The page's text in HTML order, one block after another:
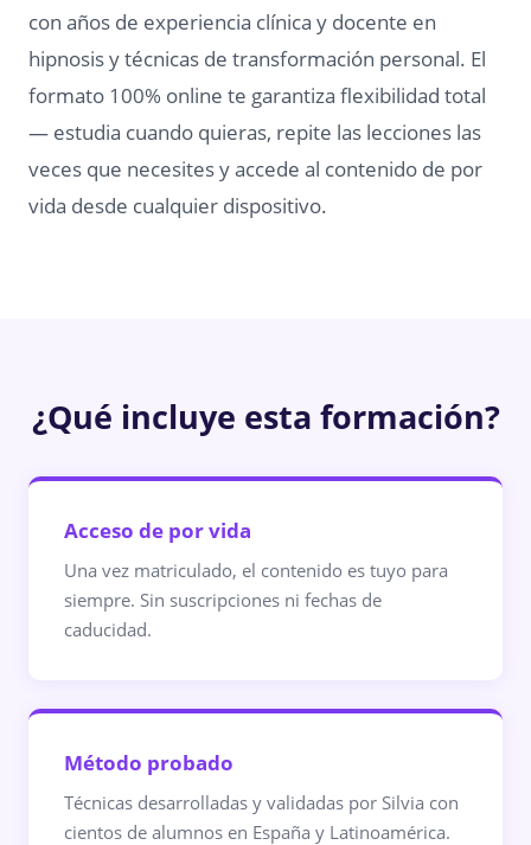
con años de experiencia clínica y docente en
hipnosis y técnicas de transformación personal. El
formato 100% online te garantiza flexibilidad total
— estudia cuando quieras, repite las lecciones las
veces que necesites y accede al contenido de por
vida desde cualquier dispositivo.
¿Qué incluye esta formación?
Acceso de por vida
Una vez matriculado, el contenido es tuyo para
siempre. Sin suscripciones ni fechas de
caducidad.
Método probado
Técnicas desarrolladas y validadas por Silvia con
cientos de alumnos en España y Latinoamérica.